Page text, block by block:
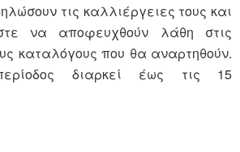
τις καλλιέργειες τους και
να αποφευχθούν λάθη στις
καταλόγους που θα αναρτηθούν.
διαρκεί έως τις 15